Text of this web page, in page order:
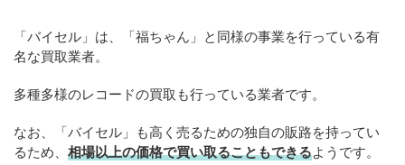
「バイセル」は、「福ちゃん」と同様の事業を行っている有
名な買取業者。
多種多様のレコードの買取も行っている業者です。
なお、「バイセル」も高く売るための独自の販路を持ってい
るため、 相場以上の価格で買い取ることもできるようです。